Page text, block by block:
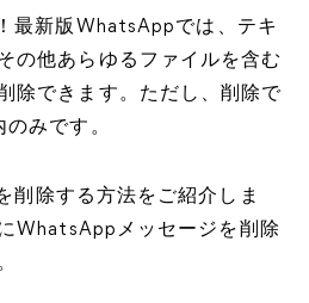
最新版WhatsAppでは、テキ
の他あらゆるファイルを含む
除できます。ただし、削除で
みです。
削除する方法をご紹介しま
WhatsAppメッセージを削除